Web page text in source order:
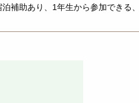
補助あり、1年生から参加できる、